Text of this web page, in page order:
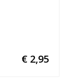
€ 2,95